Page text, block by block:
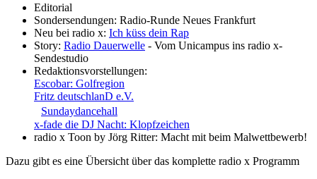
Editorial
Sondersendungen: Radio-Runde Neues Frankfurt
Neu bei radio x: Ich küss dein Rap
Story: Radio Dauerwelle - Vom Unicampus ins radio x-
Sendestudio
Redaktionsvorstellungen:
Escobar: Golfregion
Fritz deutschlanD e.V.
Sundaydancehall
x-fade die DJ Nacht: Klopfzeichen
radio x Toon by Jörg Ritter: Macht mit beim Malwettbewerb!
Dazu gibt es eine Übersicht über das komplette radio x Programm